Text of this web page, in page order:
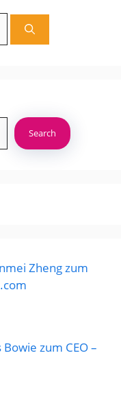
Search
Zheng zum
zum CEO –